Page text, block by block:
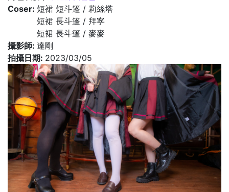
Coser: 短裙 短斗篷 / 莉絲塔
短裙 長斗篷 / 拜寧
短裙 長斗篷 / 麥麥
攝影師: 達剛
拍攝日期: 2023/03/05